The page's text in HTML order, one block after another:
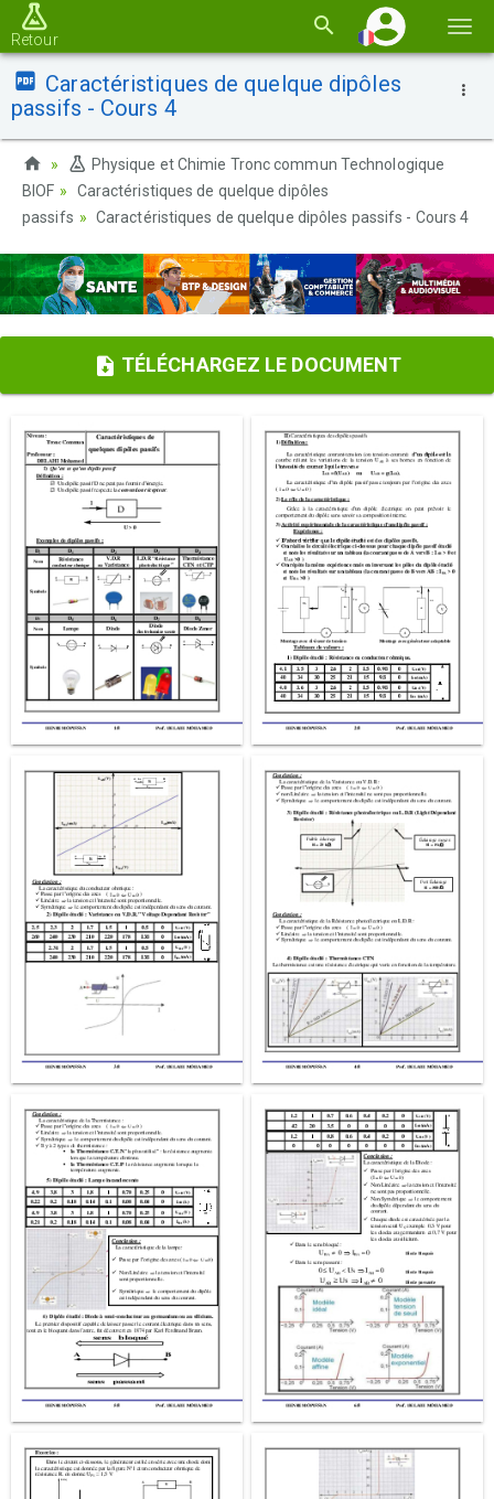
la
Retour
Caractéristiques de quelque dipôles
passifs - Cours 4
Physique et Chimie Tronc commun Technologique
BIOF
Caractéristiques de quelque dipôles
passifs
Caractéristiques de quelque dipôles passifs - Cours 4
TÉLÉCHARGEZ LE DOCUMENT